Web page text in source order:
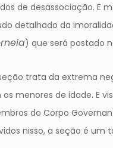
de desassociação. E
detalhado da
) que será postado
trata da extrema
menores de idade. E
do Corpo
nisso, a seção é um